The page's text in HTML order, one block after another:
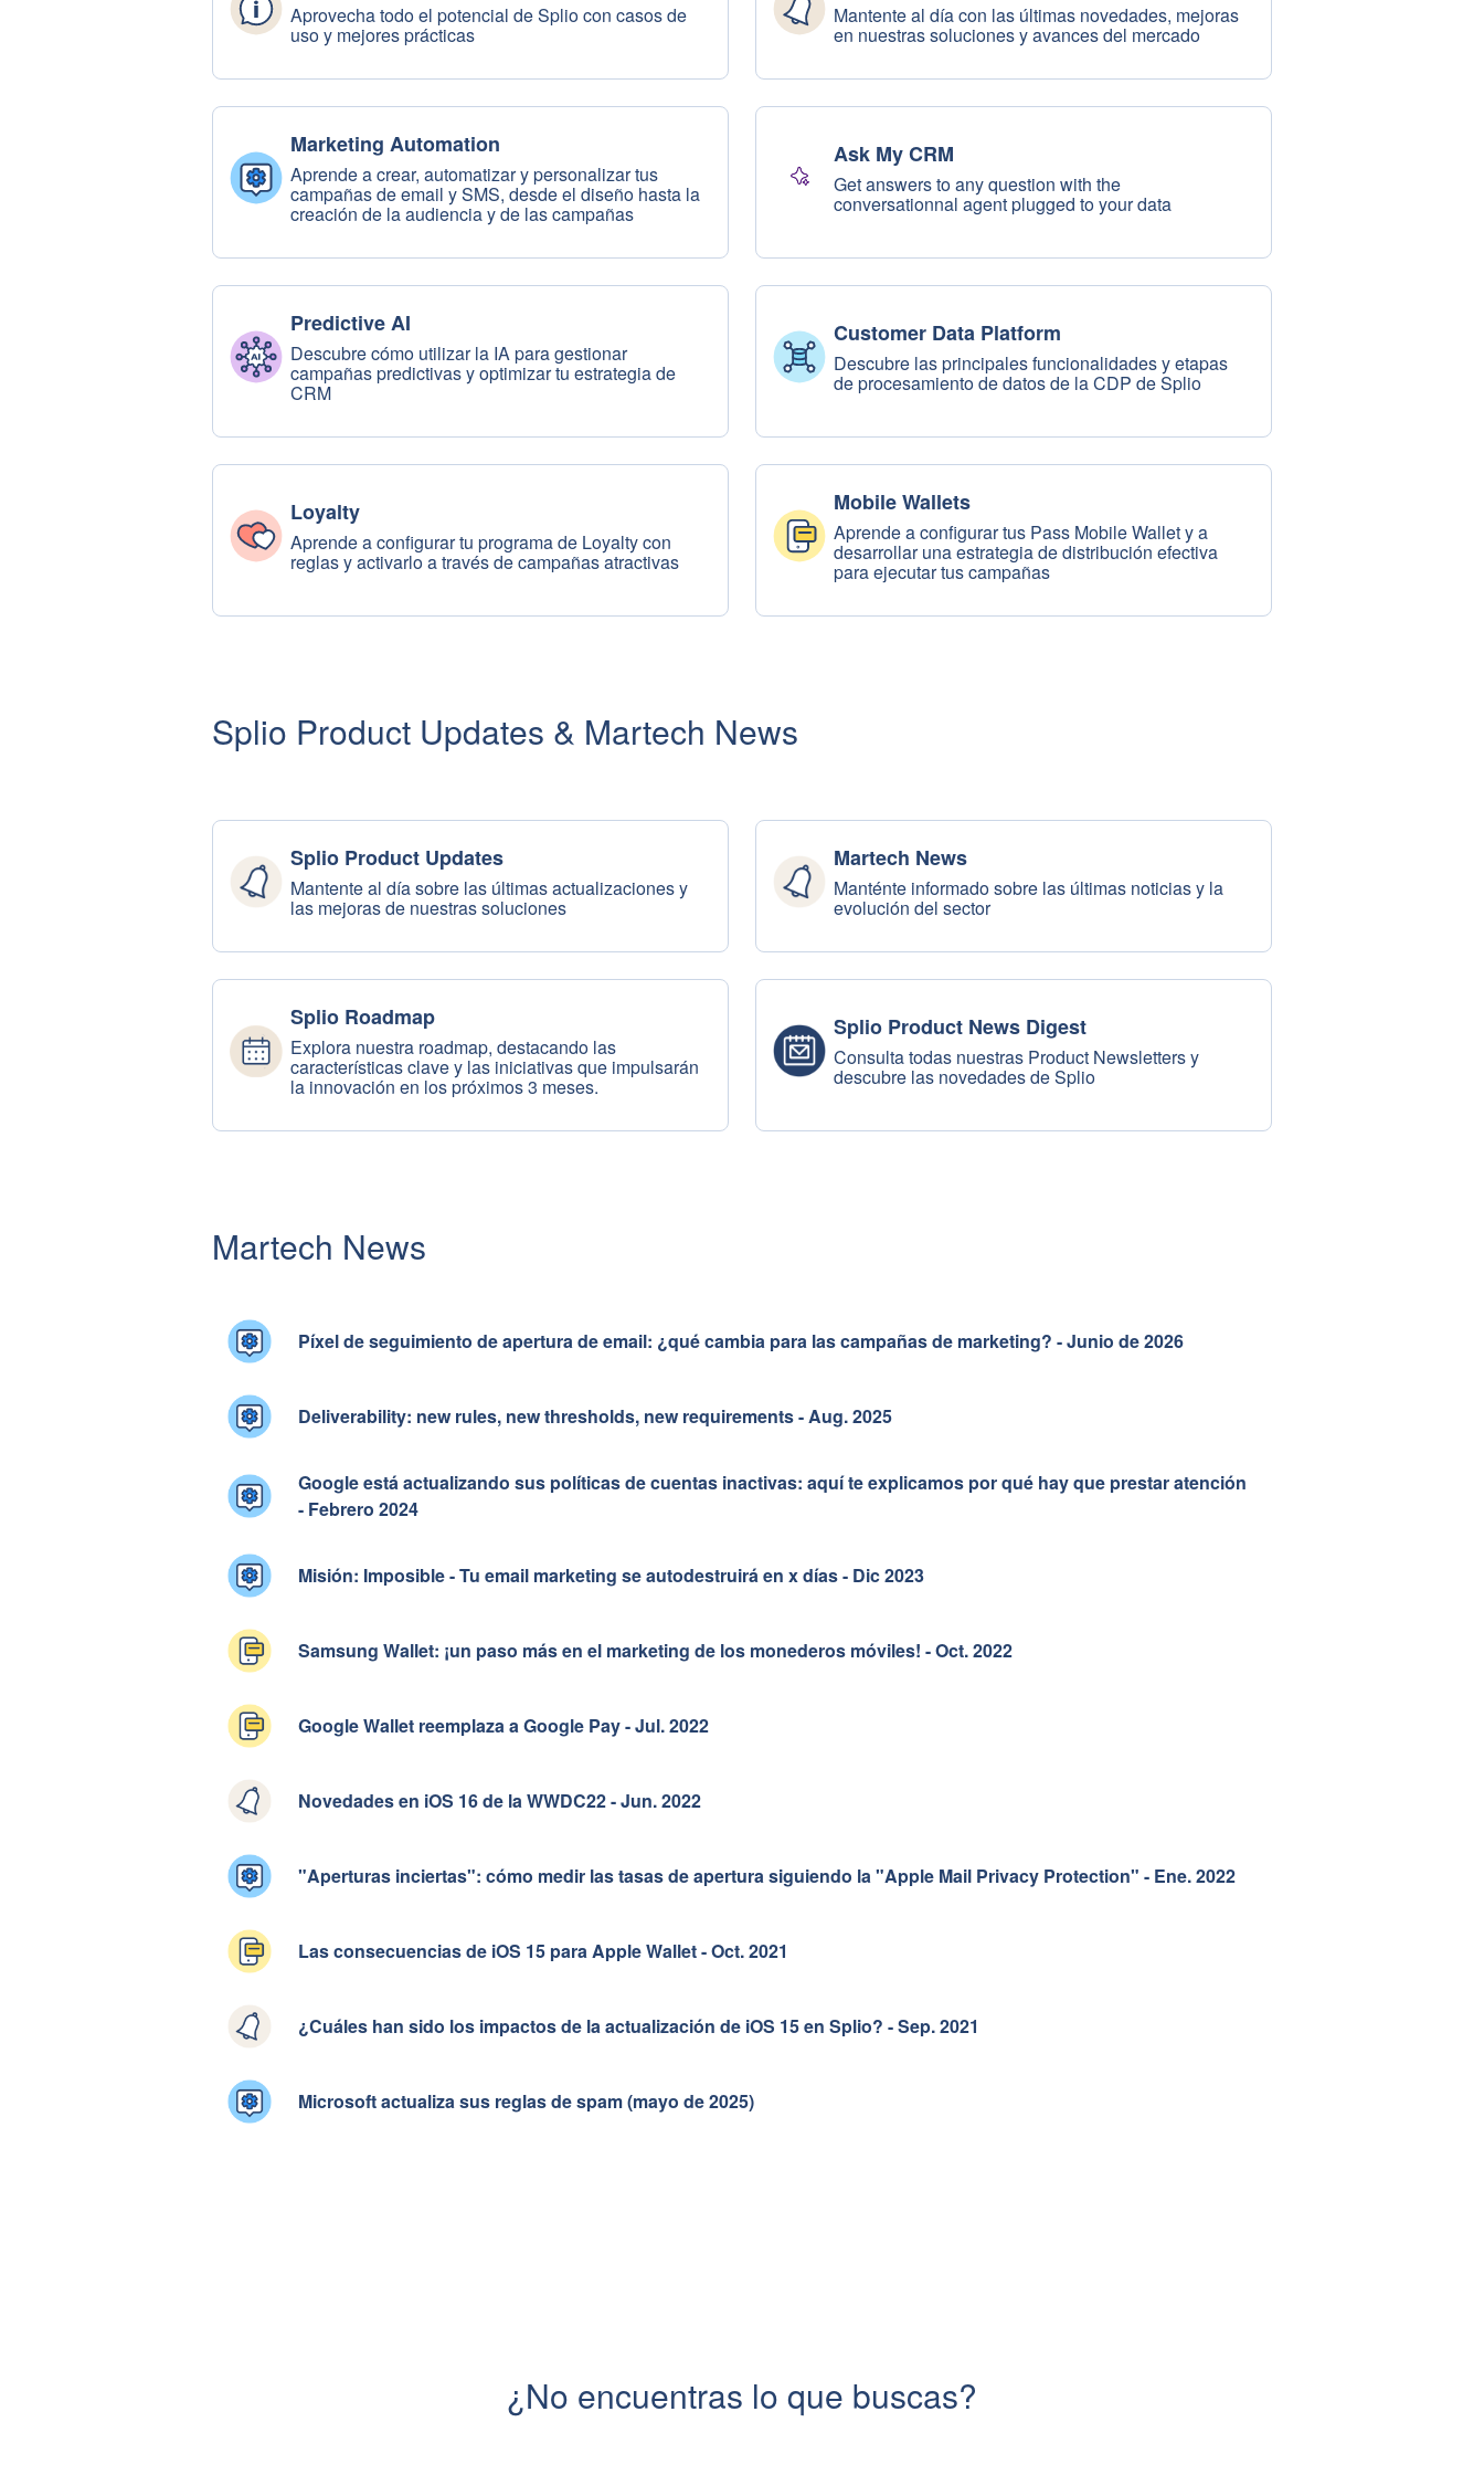
Aprovecha todo el potencial de Splio con casos de
uso y mejores prácticas
Mantente al día con las últimas novedades, mejoras
en nuestras soluciones y avances del mercado
Marketing Automation
Aprende a crear, automatizar y personalizar tus
campañas de email y SMS, desde el diseño hasta la
creación de la audiencia y de las campañas
Ask My CRM
Get answers to any question with the
conversationnal agent plugged to your data
Predictive AI
Descubre cómo utilizar la IA para gestionar
campañas predictivas y optimizar tu estrategia de
CRM
Customer Data Platform
Descubre las principales funcionalidades y etapas
de procesamiento de datos de la CDP de Splio
Loyalty
Aprende a configurar tu programa de Loyalty con
reglas y activarlo a través de campañas atractivas
Mobile Wallets
Aprende a configurar tus Pass Mobile Wallet y a
desarrollar una estrategia de distribución efectiva
para ejecutar tus campañas
Splio Product Updates & Martech News
Splio Product Updates
Mantente al día sobre las últimas actualizaciones y
las mejoras de nuestras soluciones
Martech News
Manténte informado sobre las últimas noticias y la
evolución del sector
Splio Roadmap
Explora nuestra roadmap, destacando las
características clave y las iniciativas que impulsarán
la innovación en los próximos 3 meses.
Splio Product News Digest
Consulta todas nuestras Product Newsletters y
descubre las novedades de Splio
Martech News
Píxel de seguimiento de apertura de email: ¿qué cambia para las campañas de marketing? - Junio de 2026
Deliverability: new rules, new thresholds, new requirements - Aug. 2025
Google está actualizando sus políticas de cuentas inactivas: aquí te explicamos por qué hay que prestar atención
- Febrero 2024
Misión: Imposible - Tu email marketing se autodestruirá en x días - Dic 2023
Samsung Wallet: ¡un paso más en el marketing de los monederos móviles! - Oct. 2022
Google Wallet reemplaza a Google Pay - Jul. 2022
Novedades en iOS 16 de la WWDC22 - Jun. 2022
"Aperturas inciertas": cómo medir las tasas de apertura siguiendo la "Apple Mail Privacy Protection" - Ene. 2022
Las consecuencias de iOS 15 para Apple Wallet - Oct. 2021
¿Cuáles han sido los impactos de la actualización de iOS 15 en Splio? - Sep. 2021
Microsoft actualiza sus reglas de spam (mayo de 2025)
¿No encuentras lo que buscas?